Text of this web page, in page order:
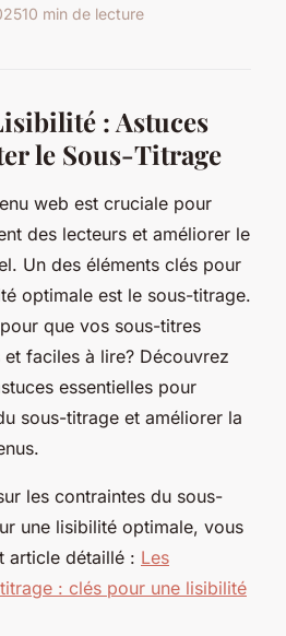
10 min de lecture
: Astuces
le Sous-Titrage
web est cruciale pour
des lecteurs et améliorer le
Un des éléments clés pour
optimale est le sous-titrage.
que vos sous-titres
faciles à lire? Découvrez
essentielles pour
sous-titrage et améliorer la
les contraintes du sous-
une lisibilité optimale, vous
article détaillé : Les
: clés pour une lisibilité